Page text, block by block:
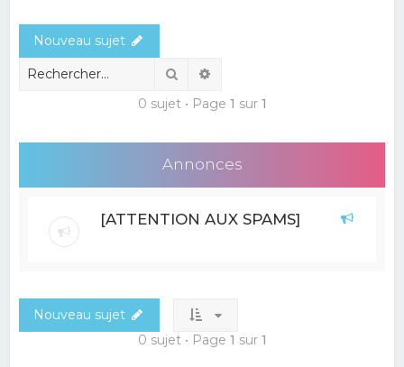
r
Nouveau sujet
Rechercher
0 sujet • Page 1 sur 1
Annonces
[ATTENTION AUX SPAMS]
Nouveau sujet
0 sujet • Page 1 sur 1